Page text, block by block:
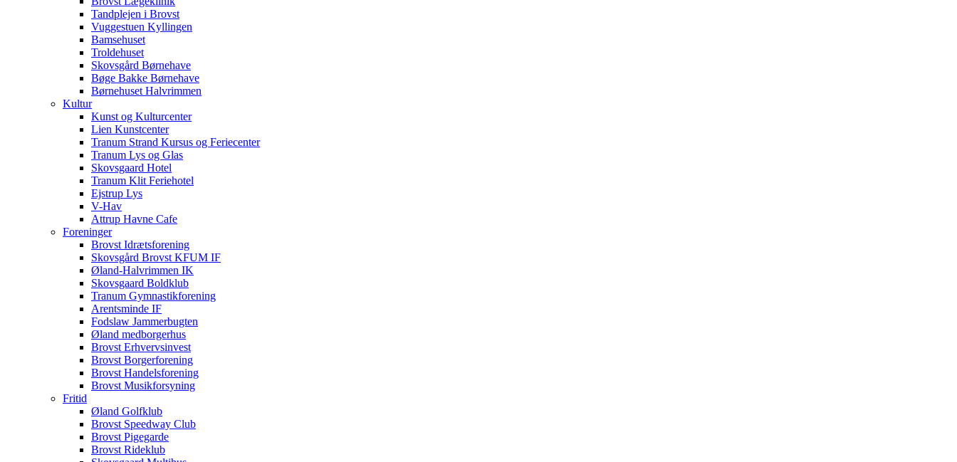
Tandplejen i Brovst
Vuggestuen Kyllingen
Bamsehuset
Troldehuset
Skovsgård Børnehave
Bøge Bakke Børnehave
Børnehuset Halvrimmen
Kultur
Kunst og Kulturcenter
Lien Kunstcenter
Tranum Strand Kursus og Feriecenter
Tranum Lys og Glas
Skovsgaard Hotel
Tranum Klit Feriehotel
Ejstrup Lys
V-Hav
Attrup Havne Cafe
Foreninger
Brovst Idrætsforening
Skovsgård Brovst KFUM IF
Øland-Halvrimmen IK
Skovsgaard Boldklub
Tranum Gymnastikforening
Arentsminde IF
Fodslaw Jammerbugten
Øland medborgerhus
Brovst Erhvervsinvest
Brovst Borgerforening
Brovst Handelsforening
Brovst Musikforsyning
Fritid
Øland Golfklub
Brovst Speedway Club
Brovst Pigegarde
Brovst Rideklub